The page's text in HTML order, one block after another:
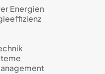
Energien